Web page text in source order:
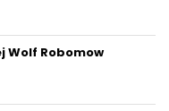
Wolf Robomow